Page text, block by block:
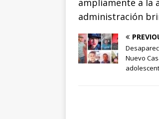
ampliamente a la
administración
Nuevo